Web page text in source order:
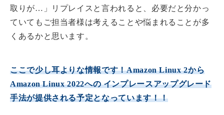
取りが…」リプレイスと言われると、必要だと分かっ
ていてもご担当者様は考えることや悩まれることが多
くあるかと思います。
ここで少し耳よりな情報です！Amazon Linux 2から
Amazon Linux 2022への インプレースアップグレード
手法が提供される予定となっています！！